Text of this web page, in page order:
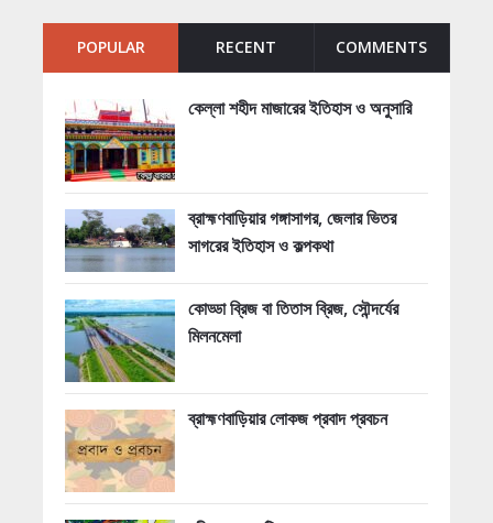
POPULAR RECENT COMMENTS
কেল্লা শহীদ মাজারের ইতিহাস ও অনুসারি
ব্রাহ্মণবাড়িয়ার গঙ্গাসাগর, জেলার ভিতর
সাগরের ইতিহাস ও কল্পকথা
কোড্ডা ব্রিজ বা তিতাস ব্রিজ, সৌন্দর্যের
মিলনমেলা
ব্রাহ্মণবাড়িয়ার লোকজ প্রবাদ প্রবচন